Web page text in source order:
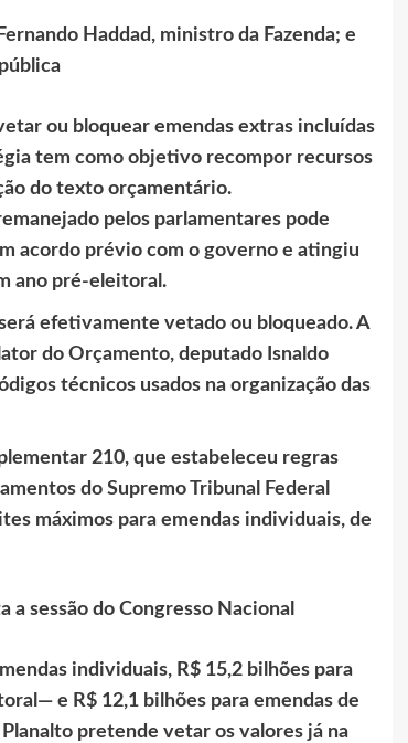
Haddad, ministro da Fazenda; e
ou bloquear emendas extras incluídas
tem como objetivo recompor recursos
do texto orçamentário.
pelos parlamentares pode
acordo prévio com o governo e atingiu
ano pré-eleitoral.
efetivamente vetado ou bloqueado. A
do Orçamento, deputado Isnaldo
técnicos usados na organização das
210, que estabeleceu regras
do Supremo Tribunal Federal
máximos para emendas individuais, de
sessão do Congresso Nacional
individuais, R$ 15,2 bilhões para
e R$ 12,1 bilhões para emendas de
pretende vetar os valores já na